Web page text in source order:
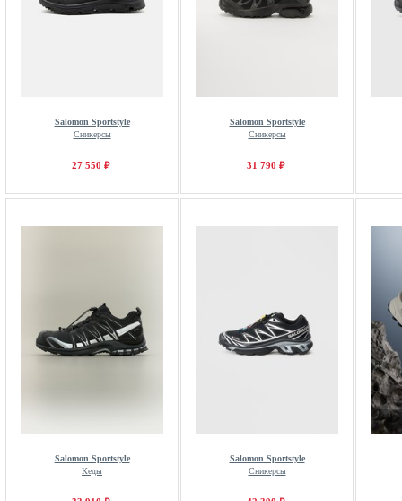
Salomon Sportstyle
Сникерсы
27 550 ₽
Salomon Sportstyle
Сникерсы
31 790 ₽
Salomon Sportstyle
Кеды
Salomon Sportstyle
Сникерсы